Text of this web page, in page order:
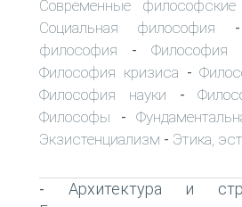
Современные философские
Социальная философия
философия - Философия
Философия кризиса -
Философия науки -
Философы -
Экзистенциализм - Этика,
- Архитектура и